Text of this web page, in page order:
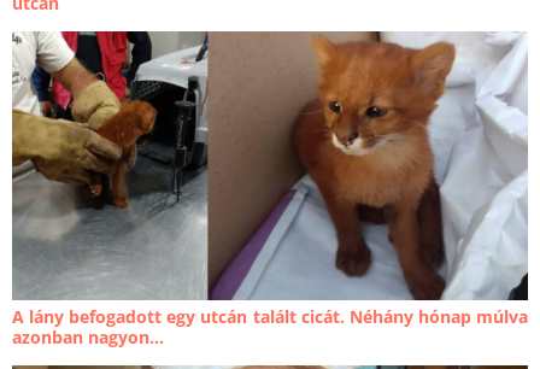
A lány befogadott egy utcán talált cicát. Néhány hónap múlva
azonban nagyon...